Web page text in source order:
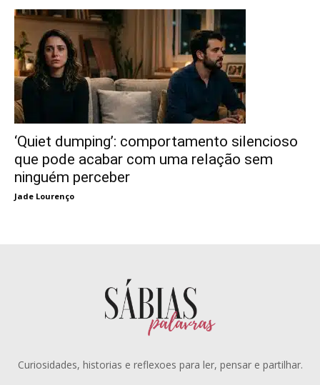
‘Quiet dumping’: comportamento silencioso
que pode acabar com uma relação sem
ninguém perceber
Jade Lourenço
Curiosidades, historias e reflexoes para ler, pensar e partilhar.